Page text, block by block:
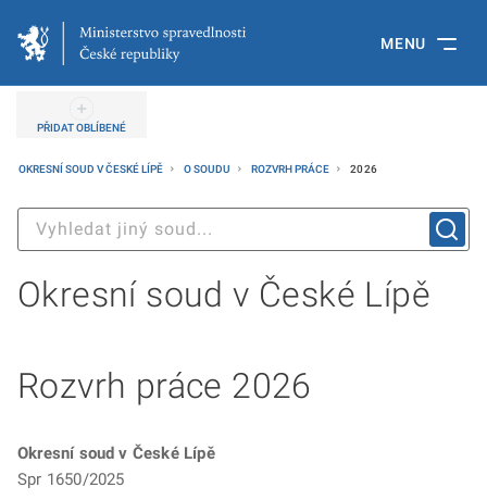
MENU
PŘIDAT OBLÍBENÉ
OKRESNÍ SOUD V ČESKÉ LÍPĚ O SOUDU ROZVRH PRÁCE 2026
Okresní soud v České Lípě
Rozvrh práce 2026
Okresní soud v České Lípě
Spr 1650/2025